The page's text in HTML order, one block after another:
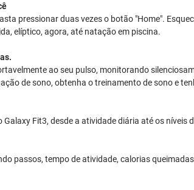
pressionar duas vezes o botão "Home".
elíptico, agora, até natação em piscina.
ao seu pulso, monitorando
de sono, obtenha o treinamento de sono e
Fit3, desde a atividade diária até os
passos, tempo de atividade, calorias